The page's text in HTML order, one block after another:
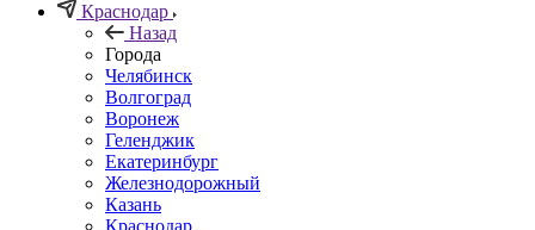
Краснодар
Назад
Города
Челябинск
Волгоград
Воронеж
Геленджик
Екатеринбург
Железнодорожный
Казань
Краснодар